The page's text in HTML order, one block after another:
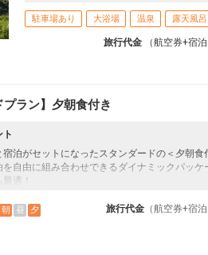
駐車場あり 大浴場 温泉 露天風呂
旅行代金 （航空券+宿
プラン】夕朝食付き
ト
泊がセットになったスタンダードの＜夕朝食
を自由に組み合わせできるダイナミックパッ
適！
員の方にはフライトマイルが50%貯まります。
BOLD KITCHEN（阿蘇ボールドキッチン）
朝 昼 夕 旅行代金 （航空券+宿